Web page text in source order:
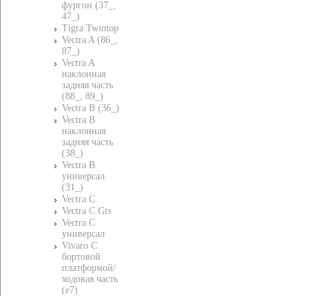
фургон (37_,
47_)
Tigra Twintop
Vectra A (86_,
87_)
Vectra A
наклонная
задняя часть
(88_, 89_)
Vectra B (36_)
Vectra B
наклонная
задняя часть
(38_)
Vectra B
универсал
(31_)
Vectra C
Vectra C Gts
Vectra C
универсал
Vivaro C
бортовой
платформой/
ходовая часть
(e7)